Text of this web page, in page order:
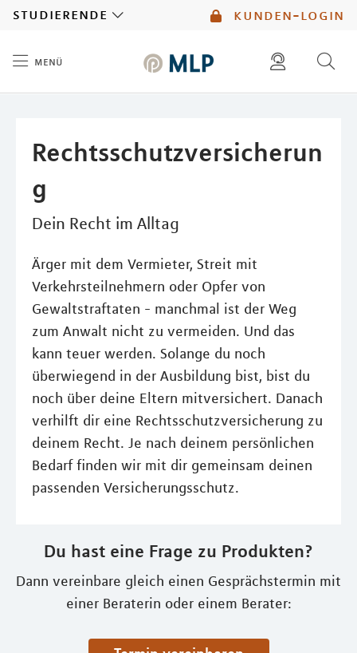
kunden-login
studierende
menü
Rechtsschutzversicherun
g
Dein Recht im Alltag
Ärger mit dem Vermieter, Streit mit
Verkehrsteilnehmern oder Opfer von
Gewaltstraftaten - manchmal ist der Weg
zum Anwalt nicht zu vermeiden. Und das
kann teuer werden. Solange du noch
überwiegend in der Ausbildung bist, bist du
noch über deine Eltern mitversichert. Danach
verhilft dir eine Rechtsschutzversicherung zu
deinem Recht. Je nach deinem persönlichen
Bedarf finden wir mit dir gemeinsam deinen
passenden Versicherungsschutz.
Du hast eine Frage zu Produkten?
Dann vereinbare gleich einen Gesprächstermin mit
einer Beraterin oder einem Berater: